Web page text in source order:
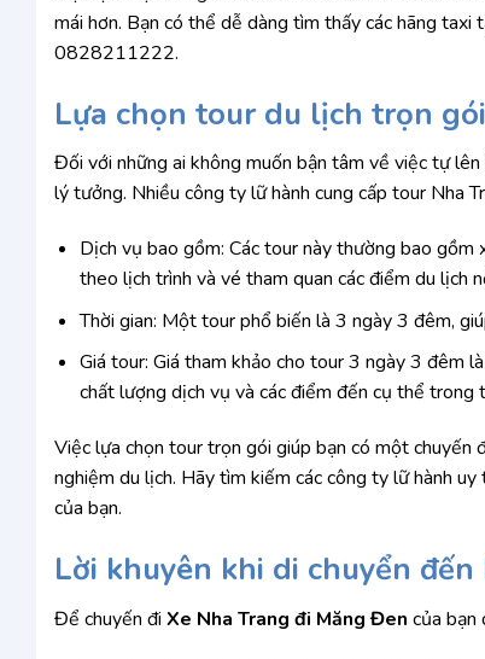
mái hơn. Bạn có thể dễ dàng tìm thấy các hãng
0828211222.
Lựa chọn tour du lịch trọn
Đối với những ai không muốn bận tâm về việc tự
lý tưởng. Nhiều công ty lữ hành cung cấp tour Nha
Dịch vụ bao gồm: Các tour này thường bao
theo lịch trình và vé tham quan các điểm du lịch
Thời gian: Một tour phổ biến là 3 ngày 3 đêm,
Giá tour: Giá tham khảo cho tour 3 ngày 3 đêm
chất lượng dịch vụ và các điểm đến cụ thể trong
Việc lựa chọn tour trọn gói giúp bạn có một
nghiệm du lịch. Hãy tìm kiếm các công ty lữ hành
của bạn.
Lời khuyên khi di chuyển
Để chuyến đi Xe Nha Trang đi Măng Đen của bạn